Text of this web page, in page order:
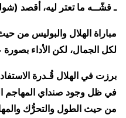
ـ قشّــه ما تعتر ليه، أقصد
مباراة الهلال والبوليس من
لكل الجمال، لكن الأداء
برزت في الهلال قُـدرة
في ظل وجود صنداي المهاجم
من حيث الطول والتحرُّك